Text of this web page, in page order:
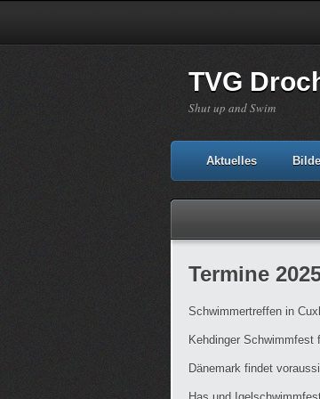
TVG
Shut up and Swim
Aktuelles
Termine
Schwimmertreffen in
Kehdinger Schwimmfest
Dänemark findet